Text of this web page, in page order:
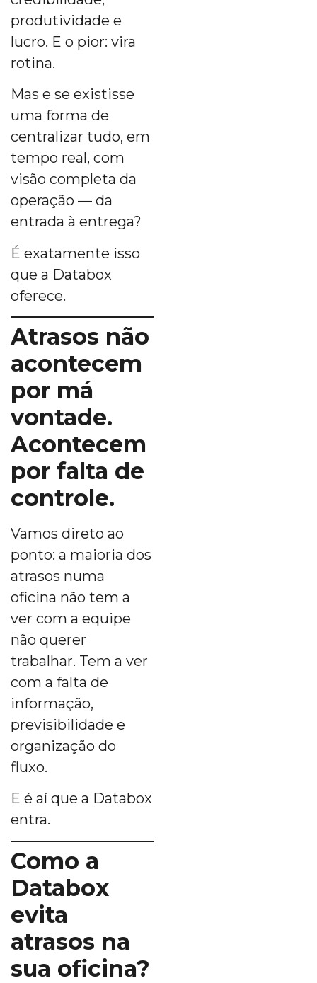
produtividade e
lucro. E o pior: vira
rotina.
Mas e se existisse
uma forma de
centralizar tudo, em
tempo real, com
visão completa da
operação — da
entrada à entrega?
É exatamente isso
que a Databox
oferece.
Atrasos não
acontecem
por má
vontade.
Acontecem
por falta de
controle.
Vamos direto ao
ponto: a maioria dos
atrasos numa
oficina não tem a
ver com a equipe
não querer
trabalhar. Tem a ver
com a falta de
informação,
previsibilidade e
organização do
fluxo.
E é aí que a Databox
entra.
Como a
Databox
evita
atrasos na
sua oficina?